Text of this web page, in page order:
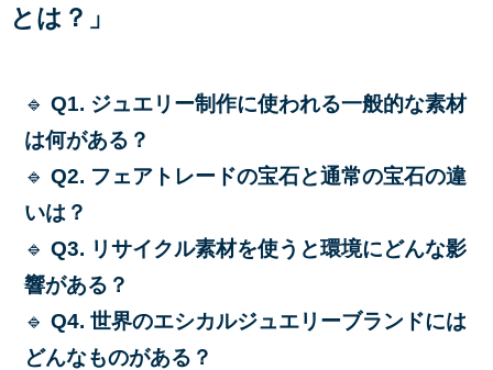
とは？」
🔹Q1. ジュエリー制作に使われる一般的な素材
は何がある？
🔹Q2. フェアトレードの宝石と通常の宝石の違
いは？
🔹Q3. リサイクル素材を使うと環境にどんな影
響がある？
🔹Q4. 世界のエシカルジュエリーブランドには
どんなものがある？